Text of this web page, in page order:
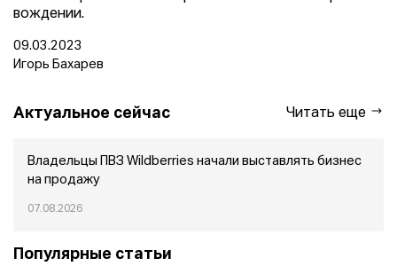
вождении.
09.03.2023
Игорь Бахарев
Актуальное сейчас Читать еще
Владельцы ПВЗ Wildberries начали выставлять бизнес
на продажу
07.08.2026
Популярные статьи